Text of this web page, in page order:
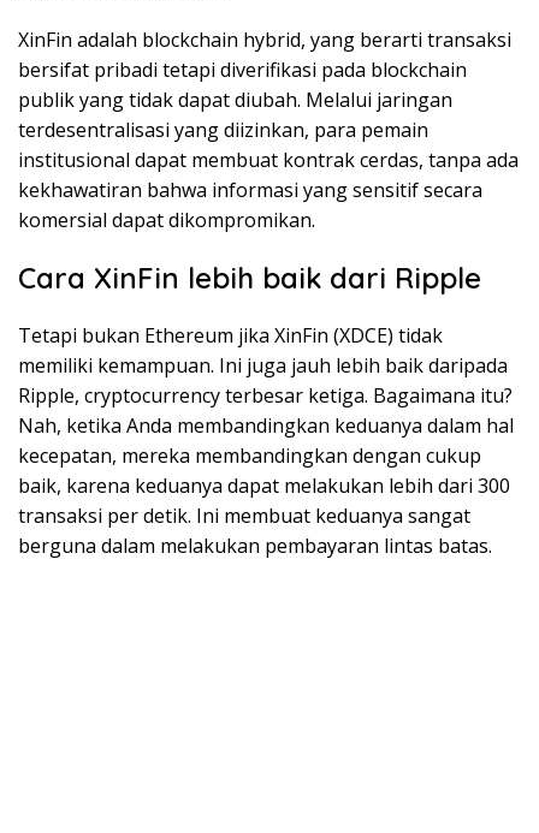
XinFin adalah blockchain hybrid, yang berarti transaksi
bersifat pribadi tetapi diverifikasi pada blockchain
publik yang tidak dapat diubah. Melalui jaringan
terdesentralisasi yang diizinkan, para pemain
institusional dapat membuat kontrak cerdas, tanpa ada
kekhawatiran bahwa informasi yang sensitif secara
komersial dapat dikompromikan.
Cara XinFin lebih baik dari Ripple
Tetapi bukan Ethereum jika XinFin (XDCE) tidak
memiliki kemampuan. Ini juga jauh lebih baik daripada
Ripple, cryptocurrency terbesar ketiga. Bagaimana itu?
Nah, ketika Anda membandingkan keduanya dalam hal
kecepatan, mereka membandingkan dengan cukup
baik, karena keduanya dapat melakukan lebih dari 300
transaksi per detik. Ini membuat keduanya sangat
berguna dalam melakukan pembayaran lintas batas.